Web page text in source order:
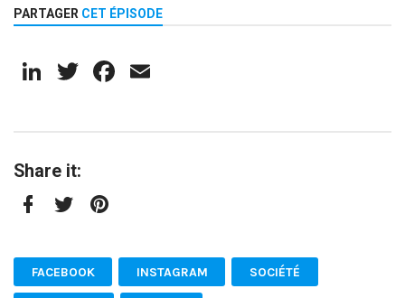
PARTAGER CET ÉPISODE
LinkedIn
TwitterFacebook
Share it:
FACEBOOK INSTAGRAM SOCIÉTÉ